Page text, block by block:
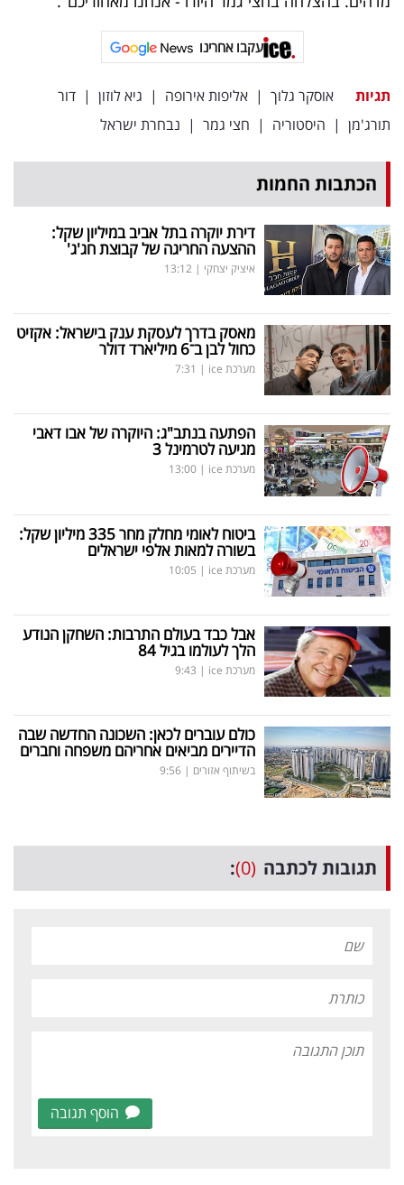
עקבו אחרינו
תגיות אוסקר גלוך | אליפות אירופה | גיא לוזון | דור
תורג'מן | היסטוריה | חצי גמר | נבחרת ישראל
הכתבות החמות
דירת יוקרה בתל אביב במיליון שקל:
ההצעה החריגה של קבוצת חג'ג'
איציק יצחקי |
13:12
מאסק בדרך לעסקת ענק בישראל: אקזיט
כחול לבן ב־6 מיליארד דולר
מערכת ice |
7:31
הפתעה בנתב"ג: היוקרה של אבו דאבי
מגיעה לטרמינל 3
מערכת ice |
13:00
ביטוח לאומי מחלק מחר 335 מיליון שקל:
בשורה למאות אלפי ישראלים
מערכת ice |
10:05
אבל כבד בעולם התרבות: השחקן הנודע
הלך לעולמו בגיל 84
מערכת ice |
9:43
כולם עוברים לכאן: השכונה החדשה שבה
הדיירים מביאים אחריהם משפחה וחברים
בשיתוף אזורים |
9:56
תגובות לכתבה (0)
:
הוסף תגובה